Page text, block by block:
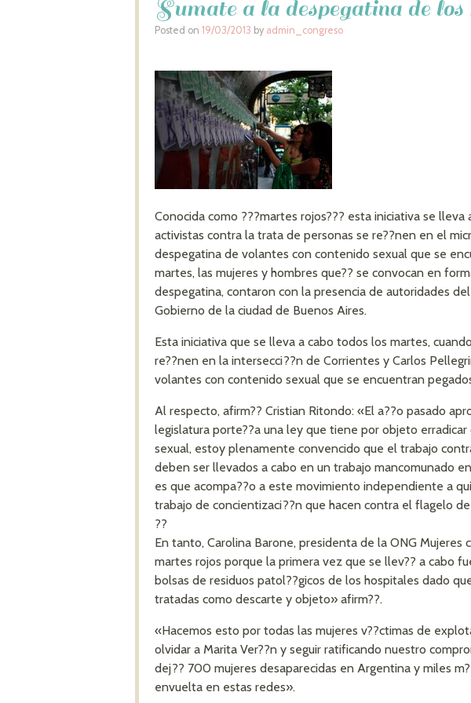
Sumate a la despegatina de
Posted on 19/03/2013 by admin_congreso
Conocida como ???martes rojos??? esta iniciativa se
activistas contra la trata de personas se re??nen en el
despegatina de volantes con contenido sexual que se
martes, las mujeres y hombres que?? se convocan en
despegatina, contaron con la presencia de autoridades
Gobierno de la ciudad de Buenos Aires.
Esta iniciativa que se lleva a cabo todos los martes,
re??nen en la intersecci??n de Corrientes y Carlos
volantes con contenido sexual que se encuentran
Al respecto, afirm?? Cristian Ritondo: «El a??o pasado
legislatura porte??a una ley que tiene por objeto
sexual, estoy plenamente convencido que el trabajo
deben ser llevados a cabo en un trabajo mancomunado
es que acompa??o a este movimiento independiente a
trabajo de concientizaci??n que hacen contra el flagelo
??
En tanto, Carolina Barone, presidenta de la ONG Mujeres
martes rojos porque la primera vez que se llev?? a cabo
bolsas de residuos patol??gicos de los hospitales dado
tratadas como descarte y objeto» afirm??.
«Hacemos esto por todas las mujeres v??ctimas de
olvidar a Marita Ver??n y seguir ratificando nuestro
dej?? 700 mujeres desaparecidas en Argentina y miles
envuelta en estas redes».